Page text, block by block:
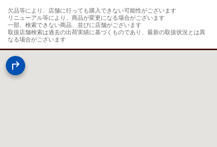
欠品等により、店舗に行っても購入できない可能性がございます
リニューアル等により、商品が変更になる場合がございます
一部、検索できない商品、並びに店舗がございます
取扱店舗検索は過去の出荷実績に基づくものであり、最新の取扱状況とは異
なる場合がございます